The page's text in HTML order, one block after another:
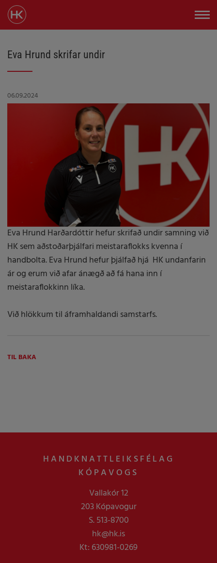
Eva Hrund skrifar undir
06.09.2024
Eva Hrund Harðardóttir hefur skrifað undir samning við
HK sem aðstoðarþjálfari meistaraflokks kvenna í
handbolta. Eva Hrund hefur þjálfað hjá HK undanfarin
ár og erum við afar ánægð að fá hana inn í
meistaraflokkinn líka.
Við hlökkum til áframhaldandi samstarfs.
TIL BAKA
HANDKNATTLEIKSFÉLAG
KÓPAVOGS
Vallakór 12
203 Kópavogur
S. 513-8700
hk@hk.is
Kt: 630981-0269